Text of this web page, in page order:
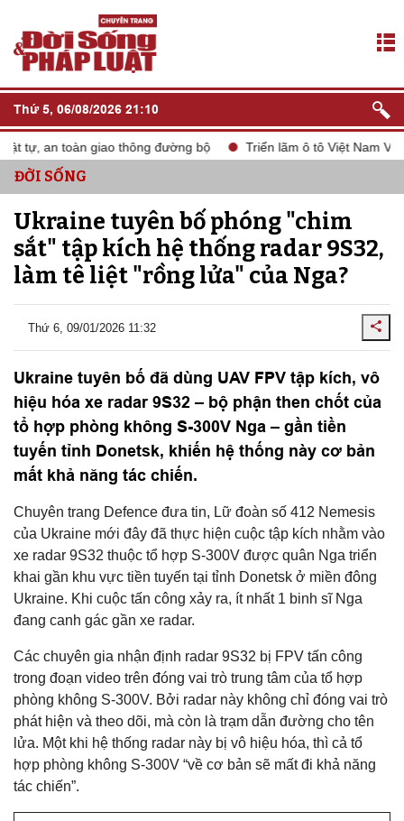
Thứ 5, 06/08/2026 21:10
an toàn giao thông đường bộ Triển lãm ô tô Việt Nam VMS
ĐỜI SỐNG
Ukraine tuyên bố phóng "chim
sắt" tập kích hệ thống radar 9S32,
làm tê liệt "rồng lửa" của Nga?
Thứ 6, 09/01/2026 11:32
Ukraine tuyên bố đã dùng UAV FPV tập kích, vô
hiệu hóa xe radar 9S32 – bộ phận then chốt của
tổ hợp phòng không S-300V Nga – gần tiền
tuyến tỉnh Donetsk, khiến hệ thống này cơ bản
mất khả năng tác chiến.
Chuyên trang Defence đưa tin, Lữ đoàn số 412 Nemesis
của Ukraine mới đây đã thực hiện cuộc tập kích nhằm vào
xe radar 9S32 thuộc tổ hợp S-300V được quân Nga triển
khai gần khu vực tiền tuyến tại tỉnh Donetsk ở miền đông
Ukraine. Khi cuộc tấn công xảy ra, ít nhất 1 binh sĩ Nga
đang canh gác gần xe radar.
Các chuyên gia nhận định radar 9S32 bị FPV tấn công
trong đoạn video trên đóng vai trò trung tâm của tổ hợp
phòng không S-300V. Bởi radar này không chỉ đóng vai trò
phát hiện và theo dõi, mà còn là trạm dẫn đường cho tên
lửa. Một khi hệ thống radar này bị vô hiệu hóa, thì cả tổ
hợp phòng không S-300V “về cơ bản sẽ mất đi khả năng
tác chiến”.